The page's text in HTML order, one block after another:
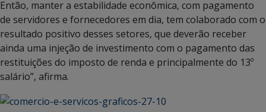
Então, manter a estabilidade econômica, com pagamento
de servidores e fornecedores em dia, tem colaborado com o
resultado positivo desses setores, que deverão receber
ainda uma injeção de investimento com o pagamento das
restituições do imposto de renda e principalmente do 13º
salário”, afirma.